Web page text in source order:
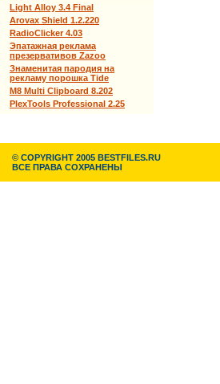
Light Alloy 3.4 Final
Arovax Shield 1.2.220
RadioClicker 4.03
Эпатажная реклама
презервативов Zazoo
Знаменитая пародия на
рекламу порошка Tide
M8 Multi Clipboard 8.202
PlexTools Professional 2.25
© COPYRIGHT 2005 BESTFILES.RU
ВСЕ ПРАВА СОХРАНЕНЫ